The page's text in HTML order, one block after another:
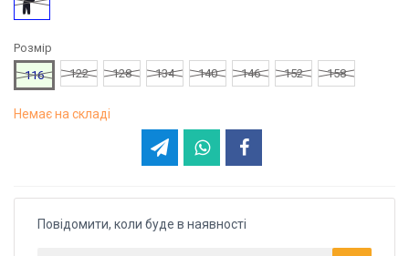
Розмір
116
122 128 134 140 146 152 158
Немає на складі
Повідомити, коли буде в наявності